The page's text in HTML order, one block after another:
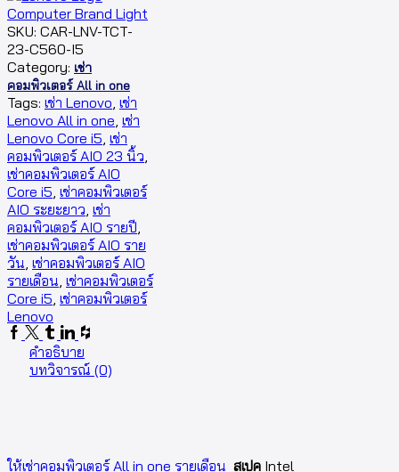
SKU: CAR-LNV-TCT-
23-C560-I5
Category: เช่า
คอมพิวเตอร์ All in one
Tags: เช่า Lenovo เช่า
Lenovo All in one เช่า
Lenovo Core i5 เช่า
คอมพิวเตอร์ AIO 23 นิ้ว
เช่าคอมพิวเตอร์ AIO
Core i5 เช่าคอมพิวเตอร์
AIO ระยะยาว เช่า
คอมพิวเตอร์ AIO รายปี
เช่าคอมพิวเตอร์ AIO ราย
วัน เช่าคอมพิวเตอร์ AIO
รายเดือน เช่าคอมพิวเตอร์
Core i5 เช่าคอมพิวเตอร์
Lenovo
คำอธิบาย
บทวิจารณ์ (0)
ให้เช่าคอมพิวเตอร์ All in one รายเดือน สเปค Intel